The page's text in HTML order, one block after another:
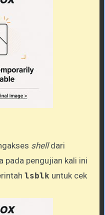
shelldari
pada pengujian kali ini
lsblk untuk cek